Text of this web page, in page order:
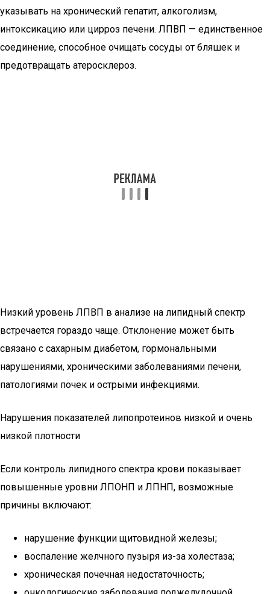
указывать на хронический гепатит, алкоголизм,
интоксикацию или цирроз печени. ЛПВП — единственное
соединение, способное очищать сосуды от бляшек и
предотвращать атеросклероз.
Низкий уровень ЛПВП в анализе на липидный спектр
встречается гораздо чаще. Отклонение может быть
связано с сахарным диабетом, гормональными
нарушениями, хроническими заболеваниями печени,
патологиями почек и острыми инфекциями.
Нарушения показателей липопротеинов низкой и очень
низкой плотности
Если контроль липидного спектра крови показывает
повышенные уровни ЛПОНП и ЛПНП, возможные
причины включают:
нарушение функции щитовидной железы;
воспаление желчного пузыря из-за холестаза;
хроническая почечная недостаточность;